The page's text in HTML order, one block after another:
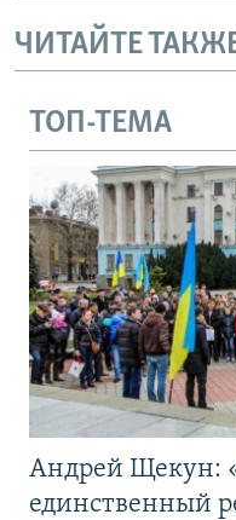
ЧИТАЙТЕ
ТОП-ТЕМА
Андрей Щекун:
единственный